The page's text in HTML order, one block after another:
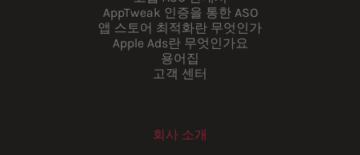
AppTweak 인증을 통한 ASO
앱 스토어 최적화란 무엇인가
Apple Ads란 무엇인가요
용어집
고객 센터
회사 소개